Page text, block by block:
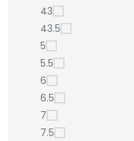
43
43.5
5
5.5
6
6.5
7
7.5